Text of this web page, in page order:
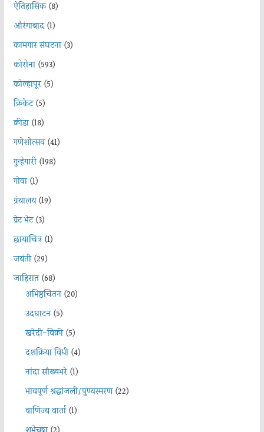
ऐतिहासिक(8)
औरंगाबाद(1)
कामगार संघटना(3)
कोरोना(593)
कोल्हापूर(5)
क्रिकेट(5)
क्रीडा(18)
गणेशोत्सव(41)
गुन्हेगारी(198)
गोवा(1)
ग्रंथालय(19)
ग्रेट भेट(3)
छायाचित्र(1)
जयंती(29)
जाहिरात(68)
अभिष्ठचिंतन(20)
उदघाटन(5)
खरेदी-विक्री(5)
दशक्रिया विधी(4)
नांदा सौख्यभरे(1)
भावपूर्ण श्रद्धांजली/पुण्यस्मरण(22)
वाणिज्य वार्ता(1)